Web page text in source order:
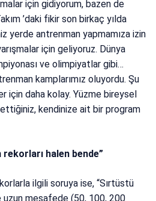
için gidiyorum, bazen de
’daki fikir son birkaç yılda
yerde antrenman yapmamıza izin
için geliyoruz. Dünya
ve olimpiyatlar gibi…
kamplarımız oluyordu. Şu
daha kolay. Yüzme bireysel
kendinize ait bir program
halen bende”
ilgili soruya ise, “Sırtüstü
mesafede (50, 100, 200